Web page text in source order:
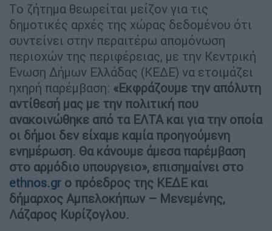
Το ζήτημα θεωρείται μείζον για τις
δημοτικές αρχές της χώρας δεδομένου ότι
συντείνει στην περαιτέρω απομόνωση
περιοχών της περιφέρειας, με την Κεντρική
Ενωση Δήμων Ελλάδας (ΚΕΔΕ) να ετοιμάζει
ηχηρή παρέμβαση: «Εκφράζουμε την απόλυτη
αντίθεσή μας με την πολιτική που
ανακοινώθηκε από τα ΕΛΤΑ και για την οποία
οι δήμοι δεν είχαμε καμία προηγούμενη
ενημέρωση. Θα κάνουμε άμεσα παρέμβαση
στο αρμόδιο υπουργειο», επισημαίνει στο
ethnos.gr ο πρόεδρος της ΚΕΔΕ και
δήμαρχος Αμπελοκήπων – Μενεμένης,
Λάζαρος Κυρίζογλου.